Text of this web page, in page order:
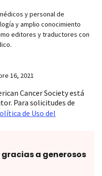
y personal de
y amplio conocimiento
editores y traductores con
16, 2021
Cancer Society está
Para solicitudes de
de Uso del
a generosos